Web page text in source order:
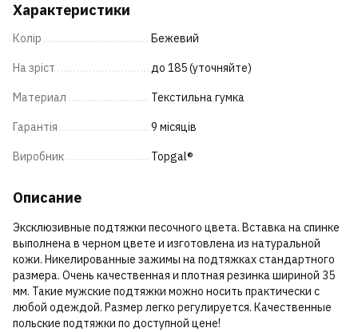
Характеристики
Колір Бежевий
На зріст до 185 (уточняйте)
Материал Текстильна гумка
Гарантія 9 місяців
Виробник Topgal®
Описание
Эксклюзивные подтяжки песочного цвета. Вставка на спинке
выполнена в черном цвете и изготовлена из натуральной
кожи. Никелированные зажимы на подтяжках стандартного
размера. Очень качественная и плотная резинка шириной 35
мм. Такие мужские подтяжки можно носить практически с
любой одеждой. Размер легко регулируется. Качественные
польские подтяжки по доступной цене!